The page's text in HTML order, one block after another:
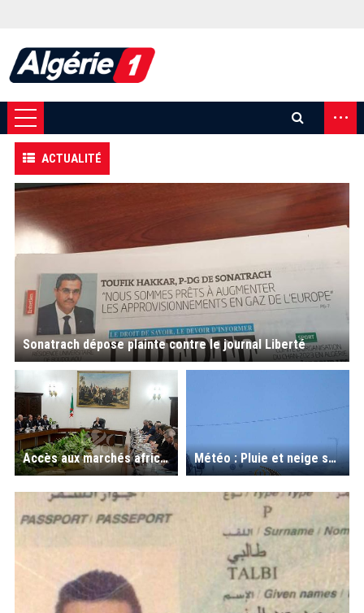
...
ACTUALITÉ
Sonatrach dépose plainte contre le journal Liberté
Accès aux marchés africains : le Président Tebboune ordonne l'ouverture d'une ligne maritime Alger-Dakar Météo : Pluie et neige sur plusieurs régions du Nord du pays (Vidéo)